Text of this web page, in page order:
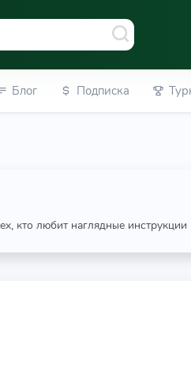
Блог Подписка
кто любит наглядные инструкции